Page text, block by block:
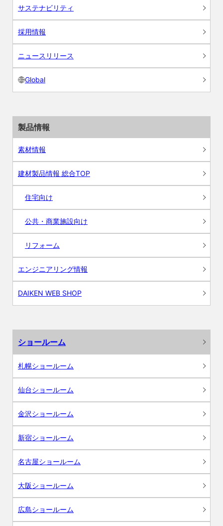
サステナビリティ
採用情報
ニュースリリース
Global
製品情報
素材情報
建材製品情報 総合TOP
住宅向け
公共・商業施設向け
リフォーム
エンジニアリング情報
DAIKEN WEB SHOP
ショールーム
札幌ショールーム
仙台ショールーム
金沢ショールーム
新宿ショールーム
名古屋ショールーム
大阪ショールーム
広島ショールーム